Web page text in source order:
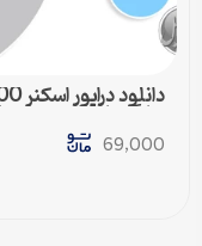
69,000